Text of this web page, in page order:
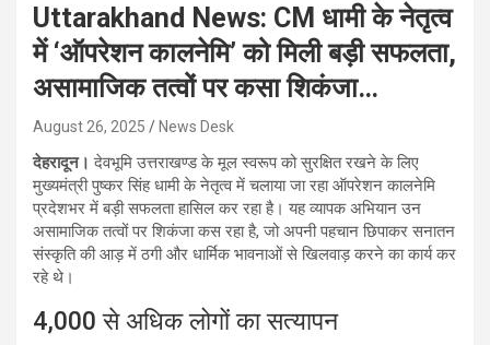
Uttarakhand News: CM धामी के नेतृत्व
में ‘ऑपरेशन कालनेमि’ को मिली बड़ी सफलता,
असामाजिक तत्वों पर कसा शिकंजा…
August 26, 2025 News Desk
देहरादून।देवभूमि उत्तराखण्ड के मूल स्वरूप को सुरक्षित रखने के लिए
मुख्यमंत्री पुष्कर सिंह धामी के नेतृत्व में चलाया जा रहा ऑपरेशन कालनेमि
प्रदेशभर में बड़ी सफलता हासिल कर रहा है। यह व्यापक अभियान उन
असामाजिक तत्वों पर शिकंजा कस रहा है, जो अपनी पहचान छिपाकर सनातन
संस्कृति की आड़ में ठगी और धार्मिक भावनाओं से खिलवाड़ करने का कार्य कर
रहे थे।
4,000 से अधिक लोगों का सत्यापन